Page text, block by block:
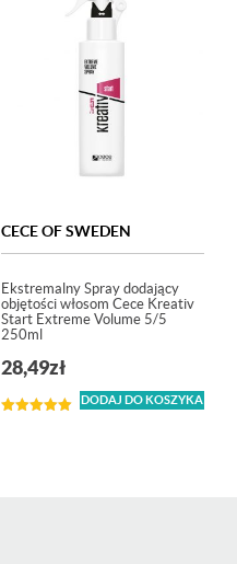
CECE OF SWEDEN
Ekstremalny Spray dodający
objętości włosom Cece Kreativ
Start Extreme Volume 5/5
250ml
28,49zł
DODAJ DO KOSZYKA